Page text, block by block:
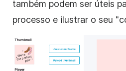
também podem ser úteis
processo e ilustrar o seu